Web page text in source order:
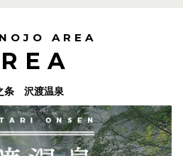
AREA
条 沢渡温泉